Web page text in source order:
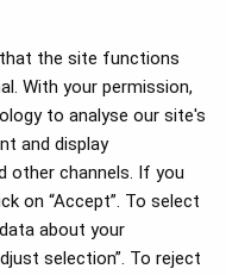
the site functions
With your permission,
to analyse our site's
and display
other channels. If you
on “Accept”. To select
about your
selection”. To reject
Major